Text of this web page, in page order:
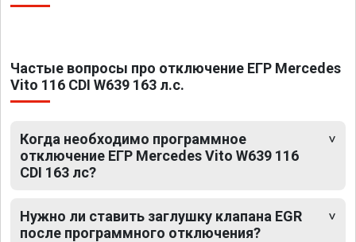
Частые вопросы про отключение ЕГР Mercedes
Vito 116 CDI W639 163 л.с.
Когда необходимо программное
отключение ЕГР Mercedes Vito W639 116
CDI 163 лс?
Нужно ли ставить заглушку клапана EGR
после программного отключения?